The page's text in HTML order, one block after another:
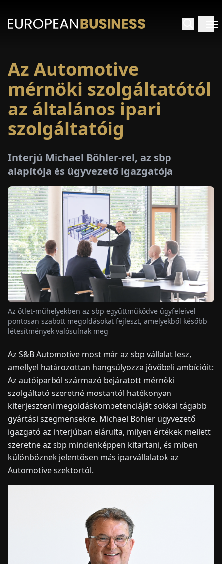
PAPÍR
HÍREK
ENDEFRESITNLPLHU
Az Automotive
mérnöki szolgáltatótól
az általános ipari
szolgáltatóig
Interjú Michael Böhler-rel, az sbp
alapítója és ügyvezető igazgatója
Az ötlet-műhelyekben az sbp együttműködve ügyfeleivel
pontosan szabott megoldásokat fejleszt, amelyekből később
létesítmények valósulnak meg
Az S&B Automotive most már az sbp vállalat lesz,
amellyel határozottan hangsúlyozza jövőbeli ambícióit:
Az autóiparból származó bejáratott mérnöki
szolgáltató szeretné mostantól hatékonyan
kiterjeszteni megoldáskompetenciáját sokkal tágabb
gyártási szegmensekre. Michael Böhler ügyvezető
igazgató az interjúban elárulta, milyen értékek mellett
szeretne az sbp mindenképpen kitartani, és miben
különböznek jelentősen más iparvállalatok az
Automotive szektortól.